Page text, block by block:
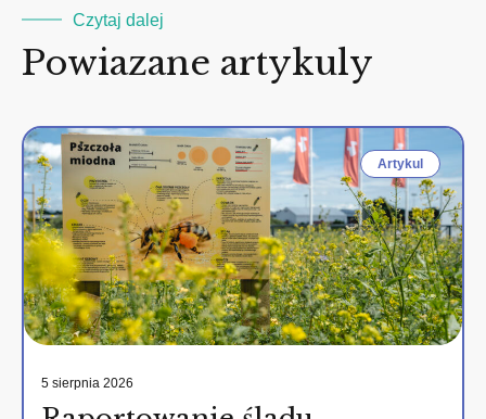
Czytaj dalej
Powiazane artykuly
Artykul
5 sierpnia 2026